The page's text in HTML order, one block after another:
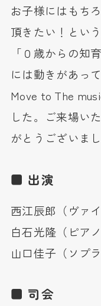
お子様にはもち
頂きたい！とい
「０歳からの知
には動きがあっ
Move to The
した。ご来場い
がとうございまし
■ 出演
西江辰郎（ヴァイ
白石光隆（ピアノ
山口佳子（ソプラ
■ 司会